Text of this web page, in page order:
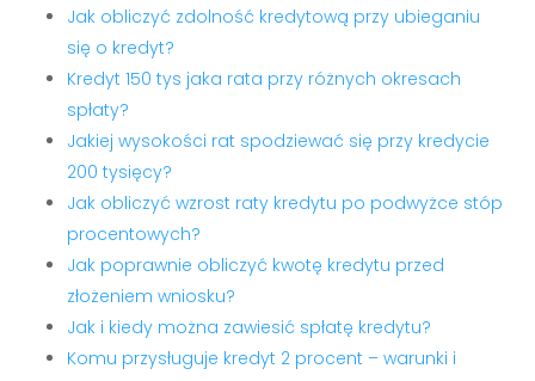
Jak obliczyć zdolność kredytową przy ubieganiu
się o kredyt?
Kredyt 150 tys jaka rata przy różnych okresach
spłaty?
Jakiej wysokości rat spodziewać się przy kredycie
200 tysięcy?
Jak obliczyć wzrost raty kredytu po podwyżce stóp
procentowych?
Jak poprawnie obliczyć kwotę kredytu przed
złożeniem wniosku?
Jak i kiedy można zawiesić spłatę kredytu?
Komu przysługuje kredyt 2 procent – warunki i